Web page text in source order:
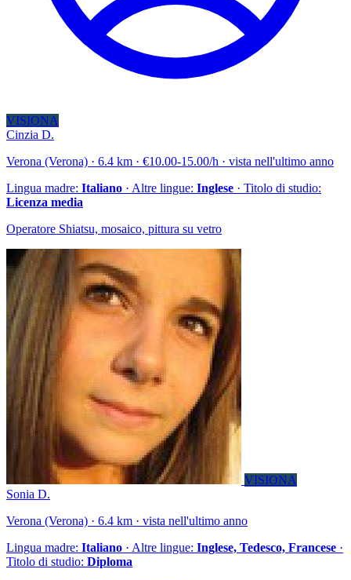
VISIONA
Cinzia D.
Verona (Verona) · 6.4 km · €10.00-15.00/h · vista nell'ultimo anno
Lingua madre: Italiano · Altre lingue: Inglese · Titolo di studio:
Licenza media
Operatore Shiatsu, mosaico, pittura su vetro
VISIONA
Sonia D.
Verona (Verona) · 6.4 km · vista nell'ultimo anno
Lingua madre: Italiano · Altre lingue: Inglese, Tedesco, Francese ·
Titolo di studio: Diploma